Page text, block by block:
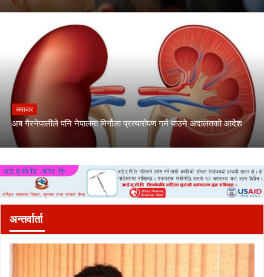
समाचार
अब गैरनेपालीले पनि नेपालमा मिर्गौला प्रत्यारोपण गर्न पाउने अदालतको आदेश
अन्तर्वार्ता